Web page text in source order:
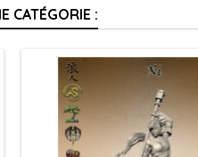
CATÉGORIE :